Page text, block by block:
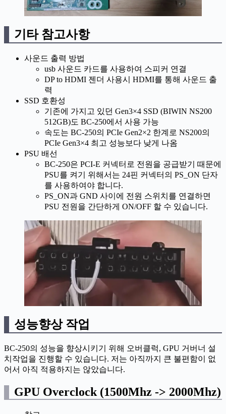
기타 참고사항
사운드 출력 방법
usb 사운드 카드를 사용하여 스피커 연결
DP to HDMI 젠더 사용시 HDMI를 통해 사운드 출
력
SSD 호환성
기존에 가지고 있던 Gen3×4 SSD (BIWIN NS200
512GB)도 BC-250에서 사용 가능
속도는 BC-250의 PCIe Gen2×2 한계로 NS200의
PCIe Gen3×4 최고 성능보다 낮게 나옴
PSU 배선
BC-250은 PCI-E 커넥터로 전원을 공급받기 때문에
PSU를 켜기 위해서는 24핀 커넥터의 PS_ON 단자
를 사용하여야 합니다.
PS_ON과 GND 사이에 전원 스위치를 연결하면
PSU 전원을 간단하게 ON/OFF 할 수 있습니다.
성능향상 작업
BC-250의 성능을 향상시키기 위해 오버클럭, GPU 거버너 설
치작업을 진행할 수 있습니다. 저는 아직까지 큰 불편함이 없
어서 아직 적용하지는 않았습니다.
GPU Overclock (1500Mhz -> 2000Mhz)